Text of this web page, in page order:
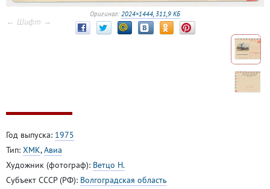
Оригинал: 2024×1444, 311,9 КБ
← Шифт →
Год выпуска: 1975
Тип: ХМК,Авиа
Художник (фотограф): Ветцо Н.
Субъект СССР (РФ): Волгоградская область